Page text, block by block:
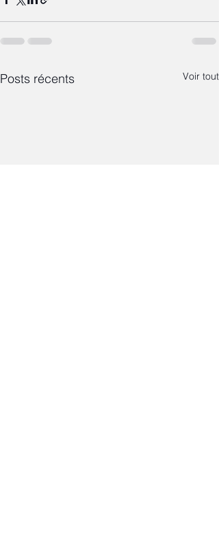
Posts récents Voir tout